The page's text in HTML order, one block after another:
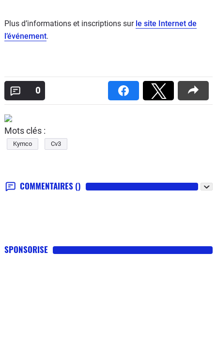
Plus d’informations et inscriptions sur le site Internet de
l’événement.
0
Mots clés :
Kymco Cv3
COMMENTAIRES ()
SPONSORISE